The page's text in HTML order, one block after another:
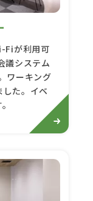
Fiが利用可
議システム
ワーキング
した。イベ